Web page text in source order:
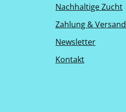
Nachhaltige Zucht
Zahlung & Versand
Newsletter
Kontakt